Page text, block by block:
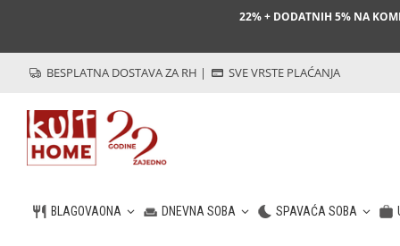
22% + DODATNIH 5% NA
BESPLATNA DOSTAVA ZA RH | SVE VRSTE PLAĆANJA
BLAGOVAONA DNEVNA SOBA SPAVAĆA SOBA